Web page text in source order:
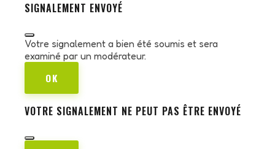
SIGNALEMENT ENVOYÉ
Votre signalement a bien été soumis et sera
examiné par un modérateur.
OK
VOTRE SIGNALEMENT NE PEUT PAS ÊTRE ENVOYÉ